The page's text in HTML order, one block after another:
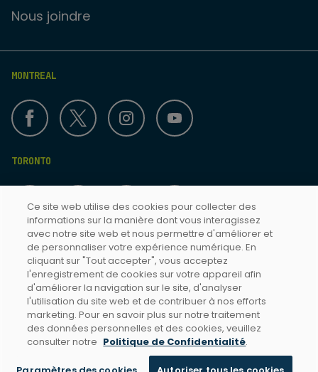
Nous joindre
MONTREAL
TORONTO
Termes & Conditions
Politique de confidentialité
Accessibilité Toronto
Accessibilité Montréal
Ce site web utilise des cookies pour collecter des
informations sur la manière dont vous interagissez
avec notre site web et nous permettre d'améliorer et
de personnaliser votre expérience numérique. En
cliquant sur "Tout accepter", vous acceptez
l'enregistrement de cookies sur votre appareil afin
d'améliorer la navigation sur le site, d'analyser
l'utilisation du site web et de contribuer à nos efforts
marketing. Pour en savoir plus sur notre traitement
des données personnelles et des cookies, veuillez
consulter notre Politique de Confidentialité.